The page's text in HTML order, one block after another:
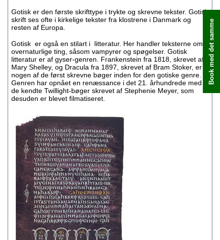
Gotisk er den første skrifttype i trykte og skrevne tekster. Gotisk
skrift ses ofte i kirkelige tekster fra klostrene i Danmark og
resten af Europa.
Gotisk er også en stilart i litteratur. Her handler teksterne om
overnaturlige ting, såsom vampyrer og spøgelser. Gotisk
litteratur er af gyser-genren. Frankenstein fra 1818, skrevet af
Mary Shelley, og Dracula fra 1897, skrevet af Bram Stoker, er
nogen af de først skrevne bøger inden for den gotiske genre.
Genren har opnået en renæssance i det 21. århundrede med
de kendte Twillight-bøger skrevet af Stephenie Meyer, som
desuden er blevet filmatiseret.
Book med det samme